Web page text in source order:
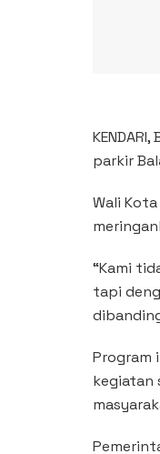
parkir
Wali
“Kami
tapi
Program
kegiatan